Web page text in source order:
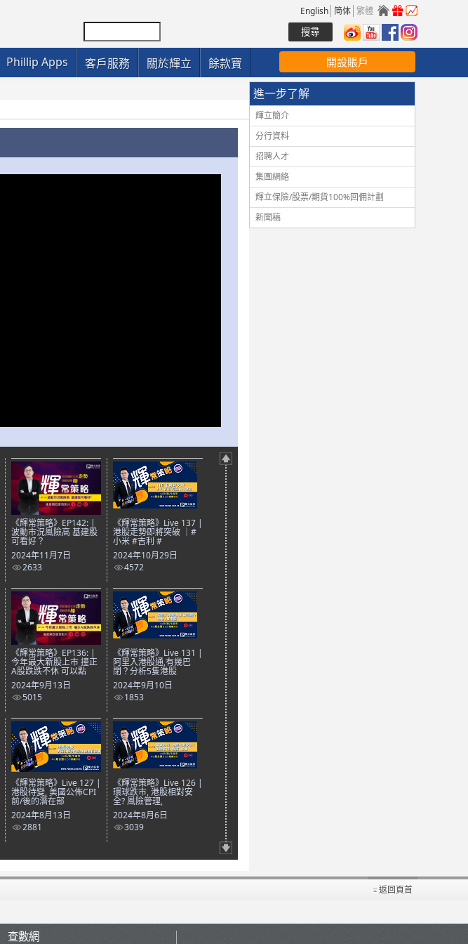
English 简体 繁體
Phillip Apps 客戶服務 關於輝立 餘款寶 開設賬戶
《輝常策略》EP142: |
波動市況風險高 基建股
可看好？
2024年11月7日
2633
《輝常策略》Live 137 |
港股走勢即將突破 ｜#
小米 #吉利 #
2024年10月29日
4572
《輝常策略》EP136: |
今年最大新股上市 撞正
A股跌跌不休 可以點
2024年9月13日
5015
《輝常策略》Live 131 |
阿里入港股通,有幾巴
閉？分析5隻港股
2024年9月10日
1853
《輝常策略》Live 127 |
港股待變, 美國公佈CPI
前/後的潛在部
2024年8月13日
2881
《輝常策略》Live 126 |
環球跌市, 港股相對安
全? 風險管理,
2024年8月6日
3039
進一步了解
輝立簡介
分行資料
招聘人才
集團網絡
輝立保險/股票/期貨100%回佣計劃
新聞稿
返回頁首
查數網